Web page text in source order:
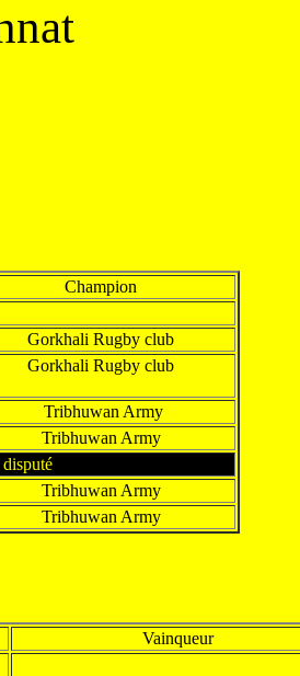
Champion
Gorkhali Rugby club
Gorkhali Rugby club
Tribhuwan Army
Tribhuwan Army
Tribhuwan Army
Tribhuwan Army
Vainqueur